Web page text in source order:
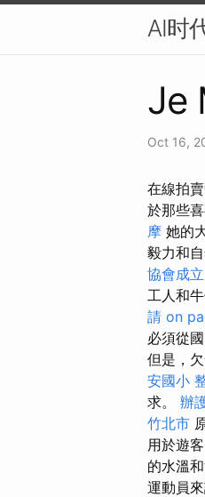
AI时
Je
Oct 16,
在線拍
於那些
摩 她的
毅力和
協會成立
工人和
請 on
必須從
但是，
安國小
求。 辦
竹北市
用於遊
的水溫
運動員